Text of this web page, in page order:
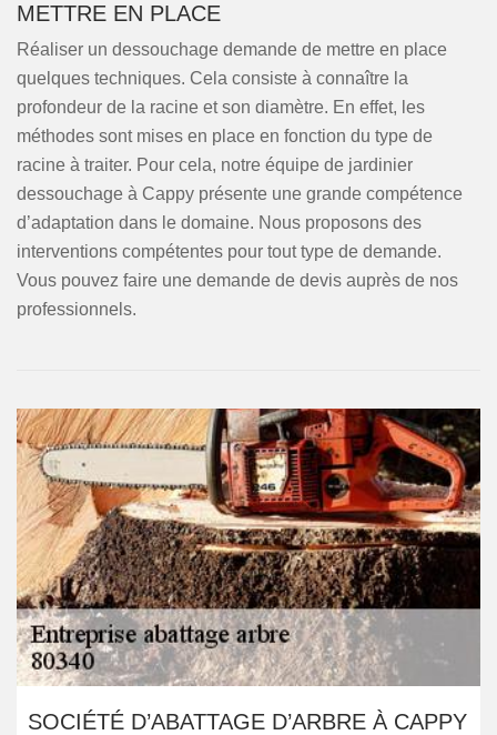
METTRE EN PLACE
Réaliser un dessouchage demande de mettre en place
quelques techniques. Cela consiste à connaître la
profondeur de la racine et son diamètre. En effet, les
méthodes sont mises en place en fonction du type de
racine à traiter. Pour cela, notre équipe de jardinier
dessouchage à Cappy présente une grande compétence
d’adaptation dans le domaine. Nous proposons des
interventions compétentes pour tout type de demande.
Vous pouvez faire une demande de devis auprès de nos
professionnels.
SOCIÉTÉ D’ABATTAGE D’ARBRE À CAPPY